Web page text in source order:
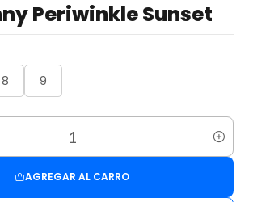
Periwinkle Sunset
8 9
AGREGAR AL CARRO